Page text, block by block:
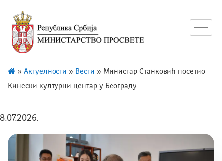
» Актуелности » Вести » Министар Станковић посетио
Кинески културни центар у Београду
8.07.2026.